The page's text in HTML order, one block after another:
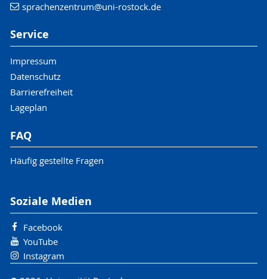
sprachenzentrum@uni-rostock.de
Service
Impressum
Datenschutz
Barrierefreiheit
Lageplan
FAQ
Häufig gestellte Fragen
Soziale Medien
Facebook
YouTube
Instagram